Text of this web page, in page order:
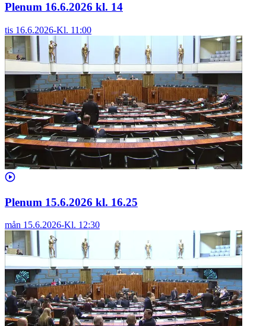
Plenum 16.6.2026 kl. 14
tis 16.6.2026-Kl. 11:00
Plenum 15.6.2026 kl. 16.25
mån 15.6.2026-Kl. 12:30